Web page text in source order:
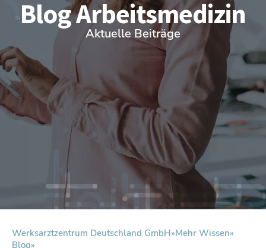
Blog Arbeitsmedizin
Aktuelle Beiträge
Werksarztzentrum Deutschland GmbH Mehr Wissen
Blog